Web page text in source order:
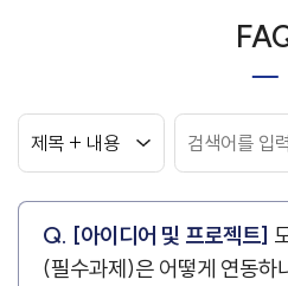
Q. [아이디어 및 프로젝트]
(필수과제)은 어떻게 연동하